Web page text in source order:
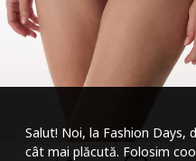
Salut! Noi, la Fashion Days,
cât mai plăcută. Folosim